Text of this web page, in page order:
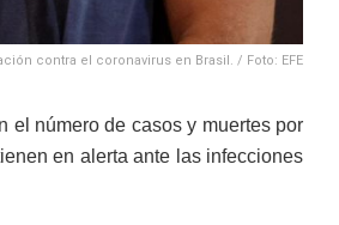
contra el coronavirus en Brasil. / Foto: EFE
el número de casos y muertes por
en alerta ante las infecciones